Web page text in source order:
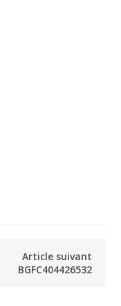
Article suivant
BGFC404426532